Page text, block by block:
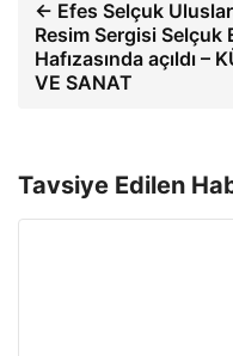
← Efes Selçuk
Resim Sergisi Selçuk
Hafızasında açıldı –
VE SANAT
Tavsiye Edilen